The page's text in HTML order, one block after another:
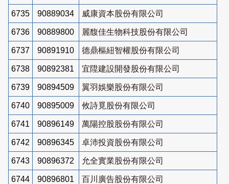
6735 90889034 威康資本股份有限公司
6736 90889800 麗馥佳生物科技股份有限公司
6737 90891910 德鼎樞紐智權股份有限公司
6738 90892381 宜陞建設開發股份有限公司
6739 90894509 翼羽娛樂股份有限公司
6740 90895009 攸詩覓股份有限公司
6741 90896149 萬陽控股股份有限公司
6742 90896345 卓沛投資股份有限公司
6743 90896372 允全實業股份有限公司
6744 90896801 百川廣告股份有限公司